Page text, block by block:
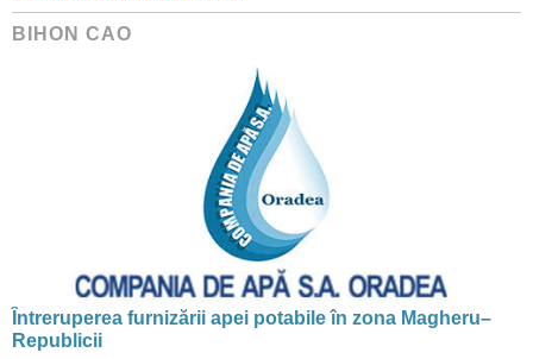
BIHON CAO
Întreruperea furnizării apei potabile în zona Magheru–
Republicii